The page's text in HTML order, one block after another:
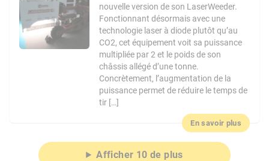
nouvelle version de son LaserWeeder.
Fonctionnant désormais avec une
technologie laser à diode plutôt qu’au
CO2, cet équipement voit sa puissance
multipliée par 2 et le poids de son
châssis allégé d’une tonne.
Concrètement, l’augmentation de la
puissance permet de réduire le temps de
tir […]
En savoir plus
Afficher 10 de plus